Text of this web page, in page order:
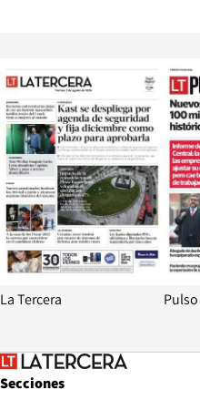
La Tercera Pulso
Secciones